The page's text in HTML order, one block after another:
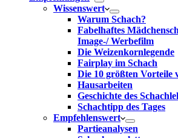
Wissenswert
Warum Schach?
Fabelhaftes
Image-/ Werbefilm
Die Weizenkornlegende
Fairplay im Schach
Die 10 größten Vorteile
Hausarbeiten
Geschichte des
Schachtipp des Tages
Empfehlenswert
Partieanalysen